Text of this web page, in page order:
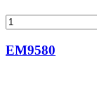
EM9580